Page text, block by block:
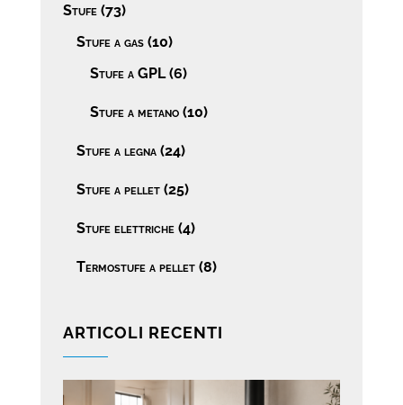
Stufe (73)
Stufe a gas (10)
Stufe a GPL (6)
Stufe a metano (10)
Stufe a legna (24)
Stufe a pellet (25)
Stufe elettriche (4)
Termostufe a pellet (8)
ARTICOLI RECENTI